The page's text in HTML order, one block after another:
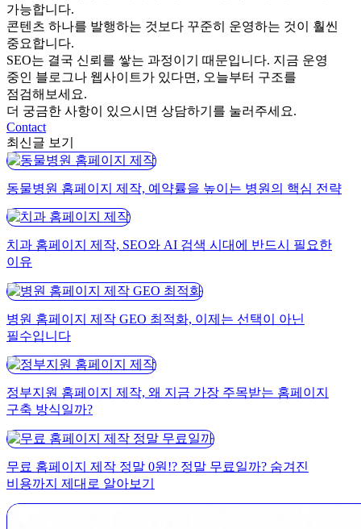
가능합니다.
콘텐츠 하나를 발행하는 것보다 꾸준히 운영하는 것이 훨씬
중요합니다.
SEO는 결국 신뢰를 쌓는 과정이기 때문입니다. 지금 운영
중인 블로그나 웹사이트가 있다면, 오늘부터 구조를
점검해보세요.
더 궁금한 사항이 있으시면 상담하기를 눌러주세요.
Contact
최신글 보기
동물병원 홈페이지 제작, 예약률을 높이는 병원의 핵심 전략
치과 홈페이지 제작, SEO와 AI 검색 시대에 반드시 필요한
이유
병원 홈페이지 제작 GEO 최적화, 이제는 선택이 아닌
필수입니다
정부지원 홈페이지 제작, 왜 지금 가장 주목받는 홈페이지
구축 방식일까?
무료 홈페이지 제작 정말 0원!? 정말 무료일까? 숨겨진
비용까지 제대로 알아보기